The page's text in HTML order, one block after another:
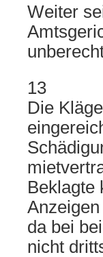
Weiter
13
Die
Beklagte
da bei
nicht